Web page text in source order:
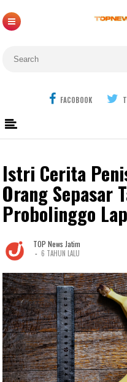
FACOBOOK
Istri Cerita
Orang Sepasar
Probolinggo
TOP News Jatim
- 6 TAHUN LALU